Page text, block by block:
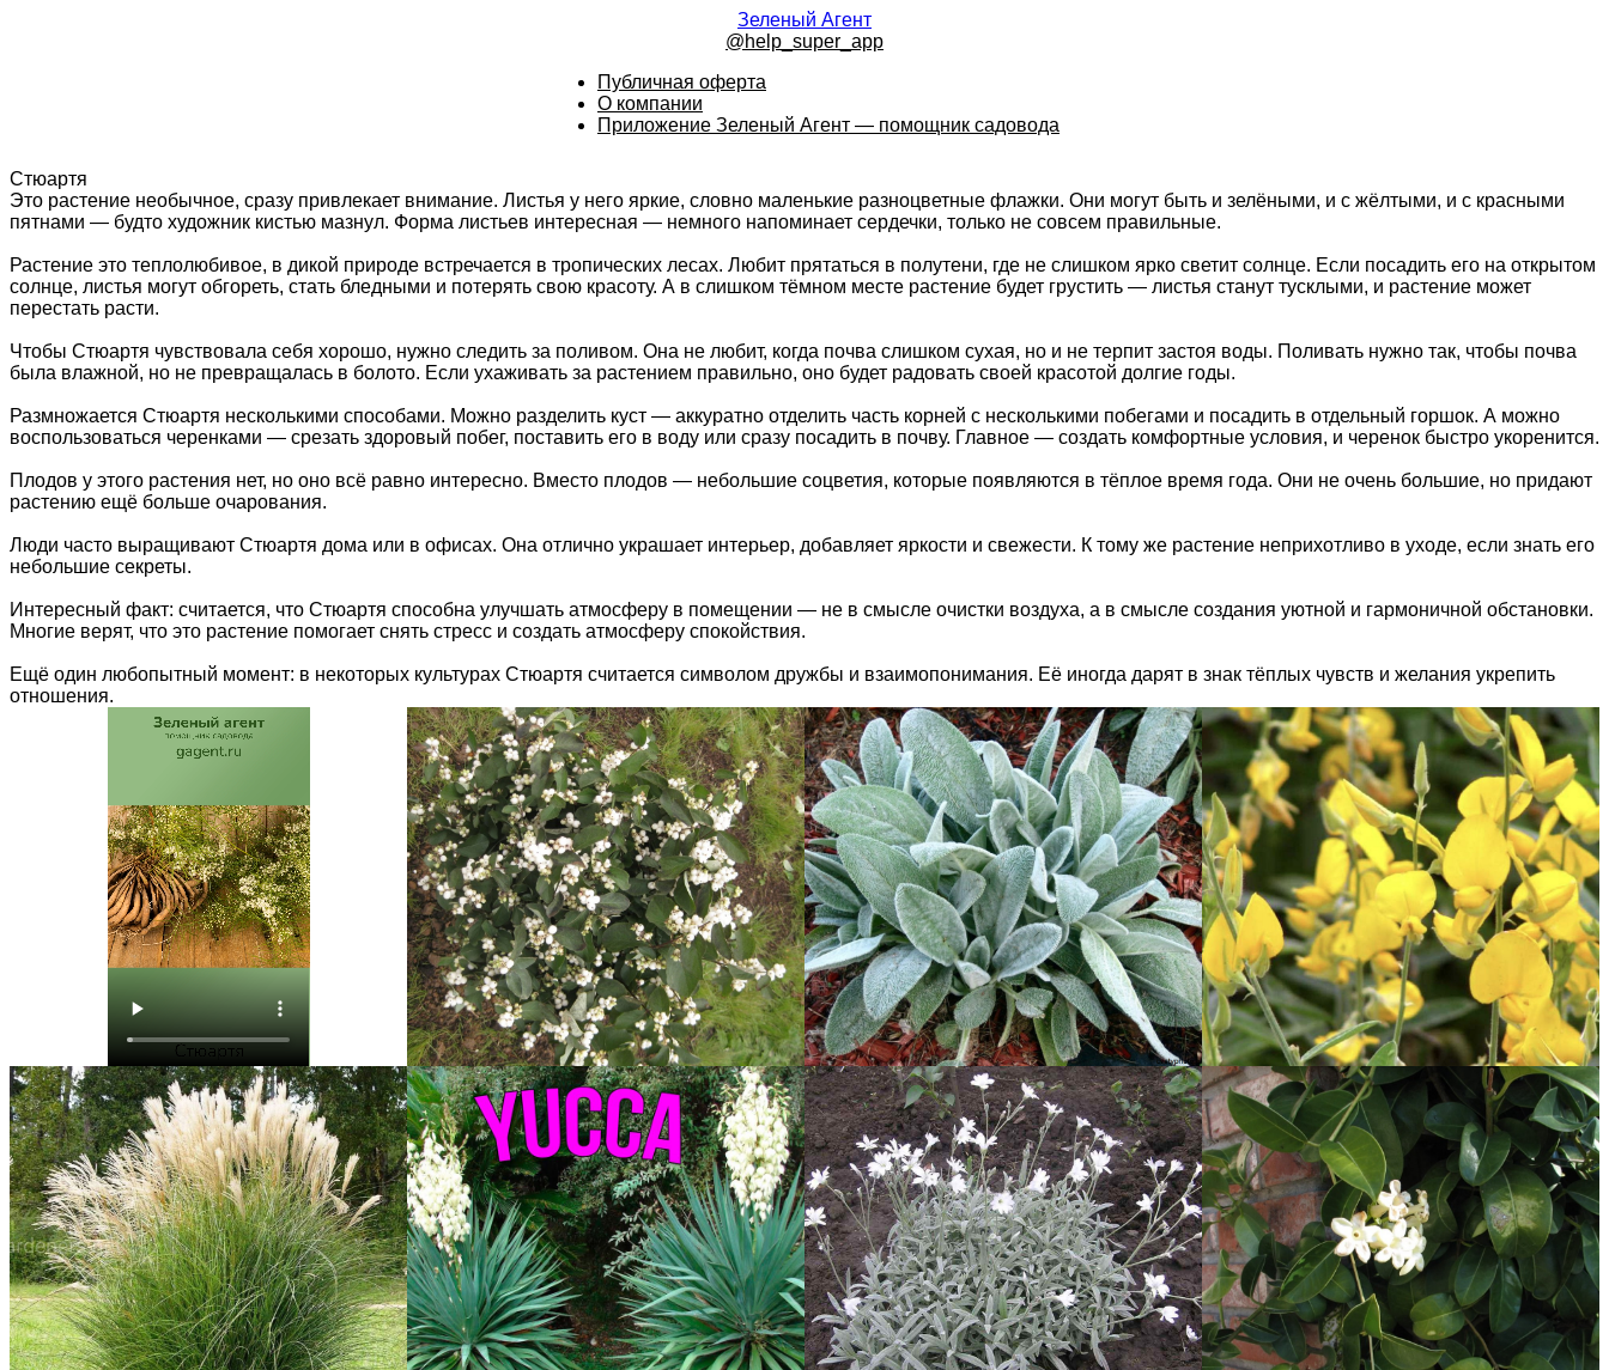
Зеленый Агент
@help_super_app
Публичная оферта
О компании
Приложение Зеленый Агент — помощник садовода
Стюартя
Это растение необычное, сразу привлекает внимание. Листья у него яркие, словно маленькие разноцветные флажки. Они могут быть и зелёными, и с жёлтыми, и с красными
пятнами — будто художник кистью мазнул. Форма листьев интересная — немного напоминает сердечки, только не совсем правильные.
Растение это теплолюбивое, в дикой природе встречается в тропических лесах. Любит прятаться в полутени, где не слишком ярко светит солнце. Если посадить его на открытом
солнце, листья могут обгореть, стать бледными и потерять свою красоту. А в слишком тёмном месте растение будет грустить — листья станут тусклыми, и растение может
перестать расти.
Чтобы Стюартя чувствовала себя хорошо, нужно следить за поливом. Она не любит, когда почва слишком сухая, но и не терпит застоя воды. Поливать нужно так, чтобы почва
была влажной, но не превращалась в болото. Если ухаживать за растением правильно, оно будет радовать своей красотой долгие годы.
Размножается Стюартя несколькими способами. Можно разделить куст — аккуратно отделить часть корней с несколькими побегами и посадить в отдельный горшок. А можно
воспользоваться черенками — срезать здоровый побег, поставить его в воду или сразу посадить в почву. Главное — создать комфортные условия, и черенок быстро укоренится.
Плодов у этого растения нет, но оно всё равно интересно. Вместо плодов — небольшие соцветия, которые появляются в тёплое время года. Они не очень большие, но придают
растению ещё больше очарования.
Люди часто выращивают Стюартя дома или в офисах. Она отлично украшает интерьер, добавляет яркости и свежести. К тому же растение неприхотливо в уходе, если знать его
небольшие секреты.
Интересный факт: считается, что Стюартя способна улучшать атмосферу в помещении — не в смысле очистки воздуха, а в смысле создания уютной и гармоничной обстановки.
Многие верят, что это растение помогает снять стресс и создать атмосферу спокойствия.
Ещё один любопытный момент: в некоторых культурах Стюартя считается символом дружбы и взаимопонимания. Её иногда дарят в знак тёплых чувств и желания укрепить
отношения.